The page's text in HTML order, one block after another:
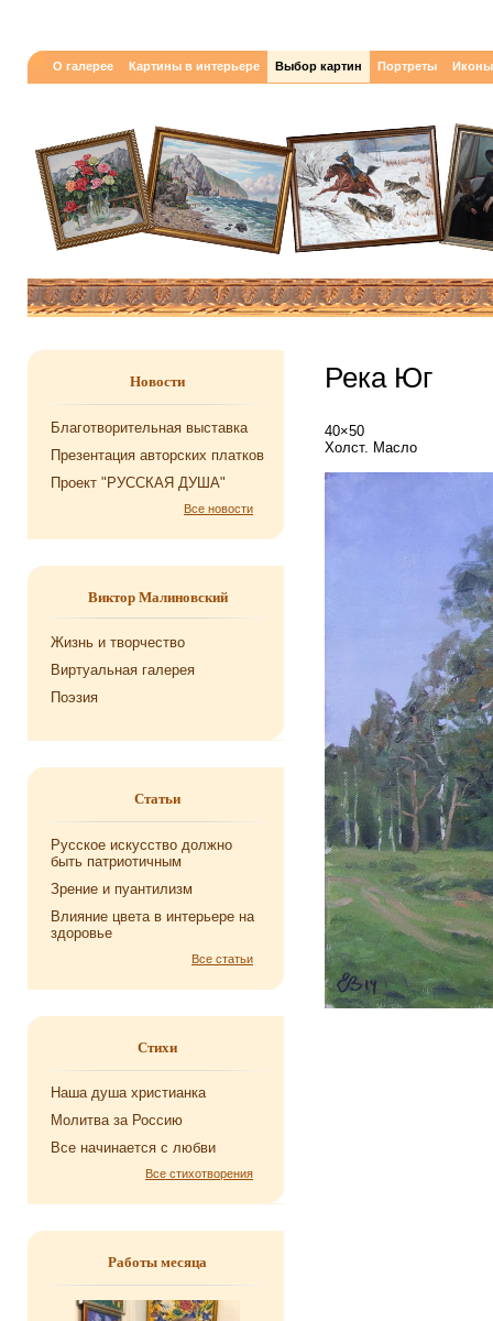
О галерее Картины в интерьере Выбор картин Портреты Иконы
Новости
Благотворительная выставка
Презентация авторских платков
Проект "РУССКАЯ ДУША"
Все новости
Виктор Малиновский
Жизнь и творчество
Виртуальная галерея
Поэзия
Статьи
Русское искусство должно
быть патриотичным
Зрение и пуантилизм
Влияние цвета в интерьере на
здоровье
Все статьи
Стихи
Наша душа хри­сти­ан­ка
Мо­лит­ва за Рос­сию
Все на­чи­на­ет­ся с любви
Все стихотворения
Работы месяца
Река Юг
40×50
Холст. Масло